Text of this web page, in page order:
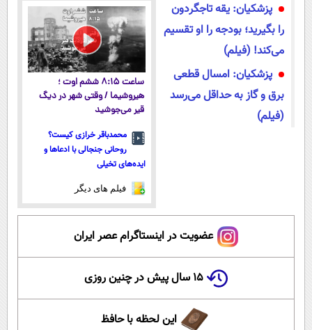
کن)
مجانیه
پزشکیان: یقه تاجگردون
را بگیرید؛ بودجه را او تقسیم
می‌کند! (فیلم)
پزشکیان: امسال قطعی
برق و گاز به حداقل می‌رسد
(فیلم)
ساعت ۸:۱۵ ششم اوت ؛
هیروشیما / وقتی شهر در دیگ
قیر می‌جوشید
محمدباقر خرازی کیست؟
روحانی جنجالی با ادعاها و
ایده‌های تخیلی
فیلم های دیگر
عضویت در اینستاگرام عصر ایران
۱۵ سال پیش در چنین روزی
این لحظه با حافظ